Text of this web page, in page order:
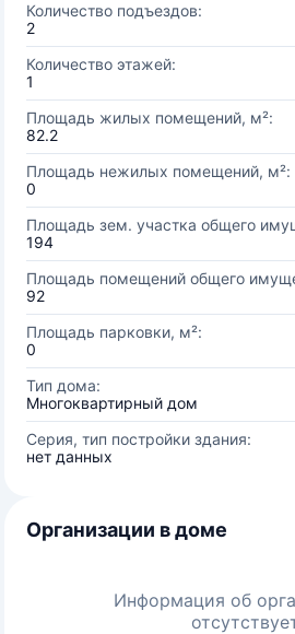
Количество подъездов:
2
Количество этажей:
1
Площадь жилых помещений, м²:
82.2
Площадь нежилых помещений, м²:
0
Площадь зем. участка общего
194
Площадь помещений общего
92
Площадь парковки, м²:
0
Тип дома:
Многоквартирный дом
Серия, тип постройки здания:
нет данных
Организации в доме
Информация об